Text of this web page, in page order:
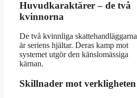
Huvudkaraktärer – de två
kvinnorna
De två kvinnliga skattehandläggarna
är seriens hjältar. Deras kamp mot
systemet utgör den känslomässiga
kärnan.
Skillnader mot verkligheten